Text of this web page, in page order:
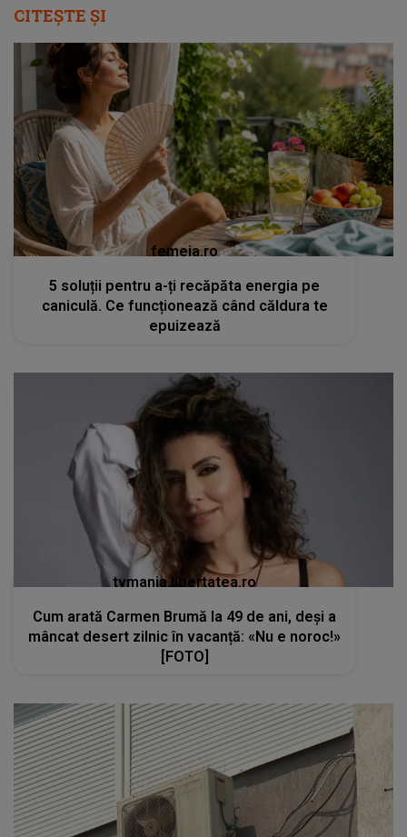
CITEȘTE ȘI
femeia.ro
5 soluții pentru a-ți recăpăta energia pe
caniculă. Ce funcționează când căldura te
epuizează
tvmania.libertatea.ro
Cum arată Carmen Brumă la 49 de ani, deși a
mâncat desert zilnic în vacanță: «Nu e noroc!»
[FOTO]